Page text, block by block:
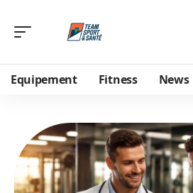
Equipement Fitness News